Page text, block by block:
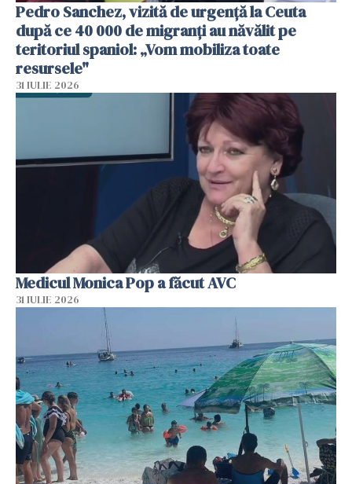
Pedro Sanchez, vizită de urgență la Ceuta
după ce 40 000 de migranți au năvălit pe
teritoriul spaniol: „Vom mobiliza toate
resursele"
31 IULIE 2026
Medicul Monica Pop a făcut AVC
31 IULIE 2026